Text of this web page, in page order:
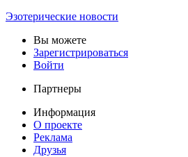
Эзотерические новости
Вы можете
Зарегистрироваться
Войти
Партнеры
Информация
О проекте
Реклама
Друзья